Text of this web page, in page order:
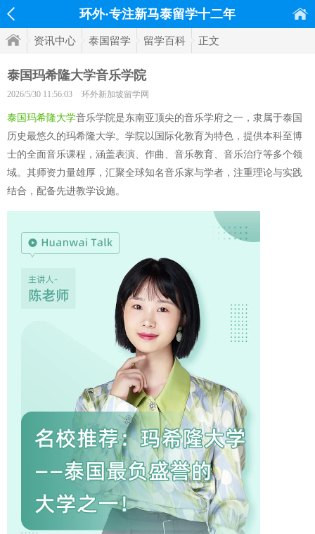
环外·专注新马泰留学十二年
资讯中心 泰国留学 留学百科 正文
泰国玛希隆大学音乐学院
2026/5/30 11:56:03 环外新加坡留学网
泰国玛希隆大学音乐学院是东南亚顶尖的音乐学府之一，隶属于泰国
历史最悠久的玛希隆大学。学院以国际化教育为特色，提供本科至博
士的全面音乐课程，涵盖表演、作曲、音乐教育、音乐治疗等多个领
域。其师资力量雄厚，汇聚全球知名音乐家与学者，注重理论与实践
结合，配备先进教学设施。